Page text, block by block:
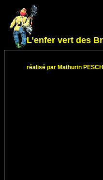
L’enfer vert des
réalisé par Mathurin